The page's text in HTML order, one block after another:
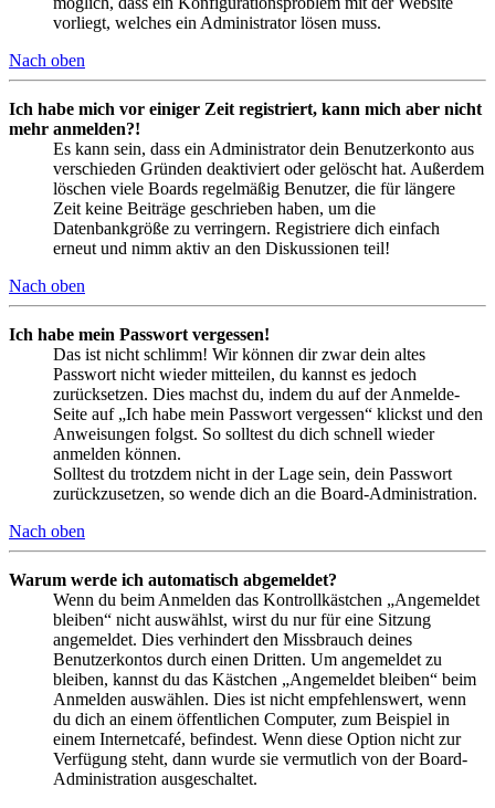
vorliegt, welches ein Administrator lösen muss.
Nach oben
Ich habe mich vor einiger Zeit registriert, kann mich aber nicht
mehr anmelden?!
Es kann sein, dass ein Administrator dein Benutzerkonto aus
verschieden Gründen deaktiviert oder gelöscht hat. Außerdem
löschen viele Boards regelmäßig Benutzer, die für längere
Zeit keine Beiträge geschrieben haben, um die
Datenbankgröße zu verringern. Registriere dich einfach
erneut und nimm aktiv an den Diskussionen teil!
Nach oben
Ich habe mein Passwort vergessen!
Das ist nicht schlimm! Wir können dir zwar dein altes
Passwort nicht wieder mitteilen, du kannst es jedoch
zurücksetzen. Dies machst du, indem du auf der Anmelde-
Seite auf „Ich habe mein Passwort vergessen“ klickst und den
Anweisungen folgst. So solltest du dich schnell wieder
anmelden können.
Solltest du trotzdem nicht in der Lage sein, dein Passwort
zurückzusetzen, so wende dich an die Board-Administration.
Nach oben
Warum werde ich automatisch abgemeldet?
Wenn du beim Anmelden das Kontrollkästchen „Angemeldet
bleiben“ nicht auswählst, wirst du nur für eine Sitzung
angemeldet. Dies verhindert den Missbrauch deines
Benutzerkontos durch einen Dritten. Um angemeldet zu
bleiben, kannst du das Kästchen „Angemeldet bleiben“ beim
Anmelden auswählen. Dies ist nicht empfehlenswert, wenn
du dich an einem öffentlichen Computer, zum Beispiel in
einem Internetcafé, befindest. Wenn diese Option nicht zur
Verfügung steht, dann wurde sie vermutlich von der Board-
Administration ausgeschaltet.